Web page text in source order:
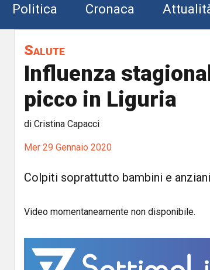
Politica Cronaca
Salute
Influenza
picco in Liguria
di Cristina Capacci
Mer 29 Gennaio 2020
Colpiti soprattutto bambini e
Video momentaneamente non disponibile.